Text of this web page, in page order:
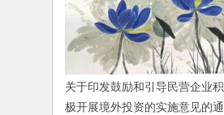
关于印发鼓励和引导民营企业积
极开展境外投资的实施意见的通